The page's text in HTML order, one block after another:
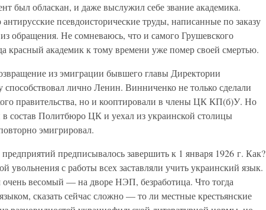
был обласкан, и даже выслужил себе звание академика.
псевдоисторические труды, написанные по заказу
обращения. Не сомневаюсь, что и самого Грушевского
красный академик к тому времени уже помер своей смертью.
из эмиграции бывшего главы Директории
лично Ленин. Винниченко не только сделали
правительства, но и кооптировали в члены ЦК КП(б)У. Но
в состав Политбюро ЦК и уехал из украинской столицы
эмигрировал.
предписывалось завершить к 1 января 1926 г. Как?
увольнения с работы всех заставляли учить украинский язык.
весомый — на дворе НЭП, безработица. Что тогда
сказать сейчас сложно — то ли местные крестьянские